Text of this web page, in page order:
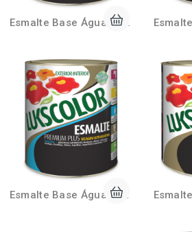
Esmalte Base Água Acetinado 900ml Lukscolor
Esmalte Base Água Fosco 900ml Lukscolor